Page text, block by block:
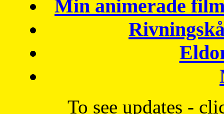
Min animerade
To see updates -